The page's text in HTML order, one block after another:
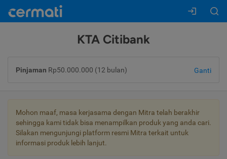
KTA Citibank
Pinjaman Rp50.000.000 (12 bulan) Ganti
Mohon maaf, masa kerjasama dengan Mitra telah berakhir
sehingga kami tidak bisa menampilkan produk yang anda cari.
Silakan mengunjungi platform resmi Mitra terkait untuk
informasi produk lebih lanjut.